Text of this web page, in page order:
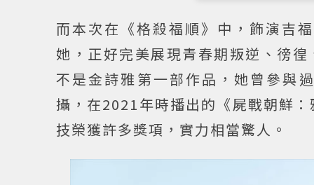
而本次在《格殺福順》中，飾演吉
她，正好完美展現青春期叛逆、徬
不是金詩雅第一部作品，她曾參與
攝，在2021年時播出的《屍戰朝鮮
技榮獲許多獎項，實力相當驚人。